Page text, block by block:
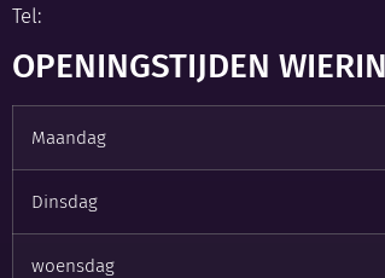
Tel:
OPENINGSTIJDEN
Maandag
Dinsdag
woensdag